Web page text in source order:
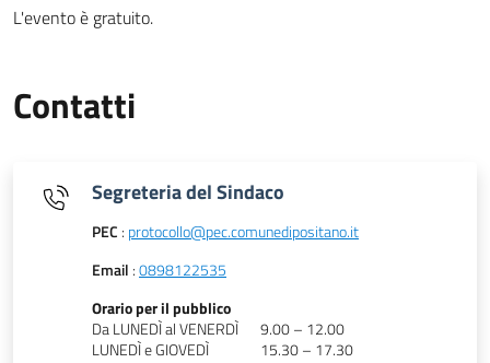
L'evento è gratuito.
Contatti
Segreteria del Sindaco
PEC : protocollo@pec.comunedipositano.it
Email :0898122535
Orario per il pubblico
Da LUNEDÌ al VENERDÌ
9.00 – 12.00
LUNEDÌ e GIOVEDÌ
15.30 – 17.30